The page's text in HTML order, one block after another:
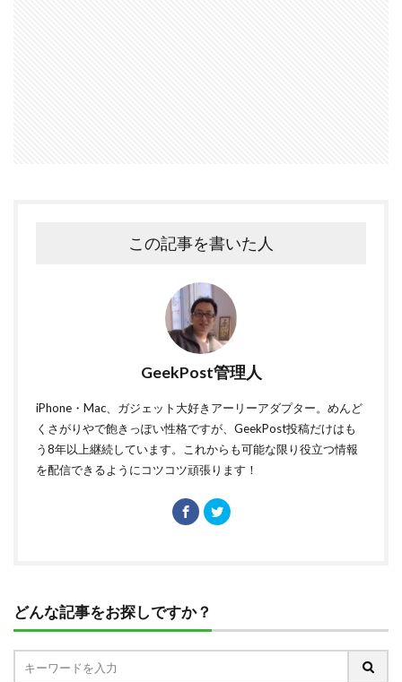
この記事を書いた人
GeekPost管理人
iPhone・Mac、ガジェット大好きアーリーアダプター。めんど
くさがりやで飽きっぽい性格ですが、GeekPost投稿だけはも
う8年以上継続しています。これからも可能な限り役立つ情報
を配信できるようにコツコツ頑張ります！
どんな記事をお探しですか？